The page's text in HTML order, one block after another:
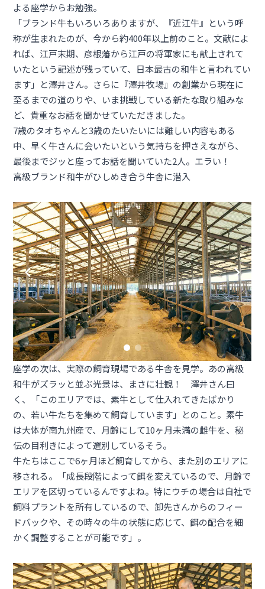
よる座学からお勉強。
「ブランド牛もいろいろありますが、『近江牛』という呼
称が生まれたのが、今から約400年以上前のこと。文献によ
れば、江戸末期、彦根藩から江戸の将軍家にも献上されて
いたという記述が残っていて、日本最古の和牛と言われてい
ます」と澤井さん。さらに『澤井牧場』の創業から現在に
至るまでの道のりや、いま挑戦している新たな取り組みな
ど、貴重なお話を聞かせていただきました。
7歳のタオちゃんと3歳のたいたいには難しい内容もある
中、早く牛さんに会いたいという気持ちを押さえながら、
最後までジッと座ってお話を聞いていた2人。エラい！
高級ブランド和牛がひしめき合う牛舎に潜入
座学の次は、実際の飼育現場である牛舎を見学。あの高級
和牛がズラッと並ぶ光景は、まさに壮観！ 澤井さん曰
く、「このエリアでは、素牛として仕入れてきたばかり
の、若い牛たちを集めて飼育しています」とのこと。素牛
は大体が南九州産で、月齢にして10ヶ月未満の雌牛を、秘
伝の目利きによって選別しているそう。
牛たちはここで6ヶ月ほど飼育してから、また別のエリアに
移される。「成長段階によって餌を変えているので、月齢で
エリアを区切っているんですよね。特にウチの場合は自社で
飼料プラントを所有しているので、卸先さんからのフィー
ドバックや、その時々の牛の状態に応じて、餌の配合を細
かく調整することが可能です」。